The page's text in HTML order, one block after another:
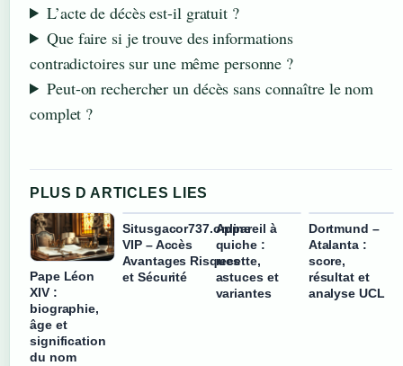
L’acte de décès est-il gratuit ?
Que faire si je trouve des informations
contradictoires sur une même personne ?
Peut-on rechercher un décès sans connaître le nom
complet ?
PLUS D ARTICLES LIES
Pape Léon
XIV :
biographie,
âge et
signification
du nom
Situsgacor737.online
VIP – Accès
Avantages Risques
et Sécurité
Appareil à
quiche :
recette,
astuces et
variantes
Dortmund –
Atalanta :
score,
résultat et
analyse UCL